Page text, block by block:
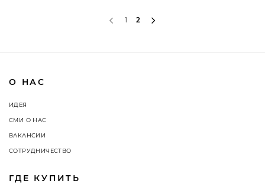
1 2
О НАС
ИДЕЯ
СМИ О НАС
ВАКАНСИИ
СОТРУДНИЧЕСТВО
ГДЕ КУПИТЬ